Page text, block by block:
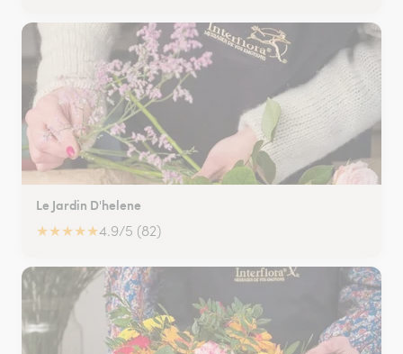
Le Jardin D'helene
★★★★★4.9/5 (82)